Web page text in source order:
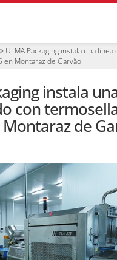
ULMA Packaging instala una
en Montaraz de Garvão
instala
con
Montaraz de